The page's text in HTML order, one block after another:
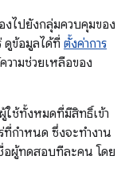
ไปยังกลุ่มควบคุมของ
ดูข้อมูลได้ที่ ตั้งค่าการ
วามช่วยเหลือของ
ใช้ทั้งหมดที่มีสิทธิ์เข้า
กำหนด ซึ่งจะทำงาน
ผู้ทดสอบทีละคน โดย